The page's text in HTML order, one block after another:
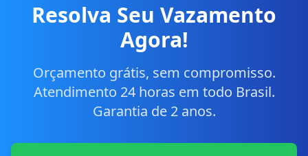
Resolva Seu Vazamento
Agora!
Orçamento grátis, sem compromisso.
Atendimento 24 horas em todo Brasil.
Garantia de 2 anos.